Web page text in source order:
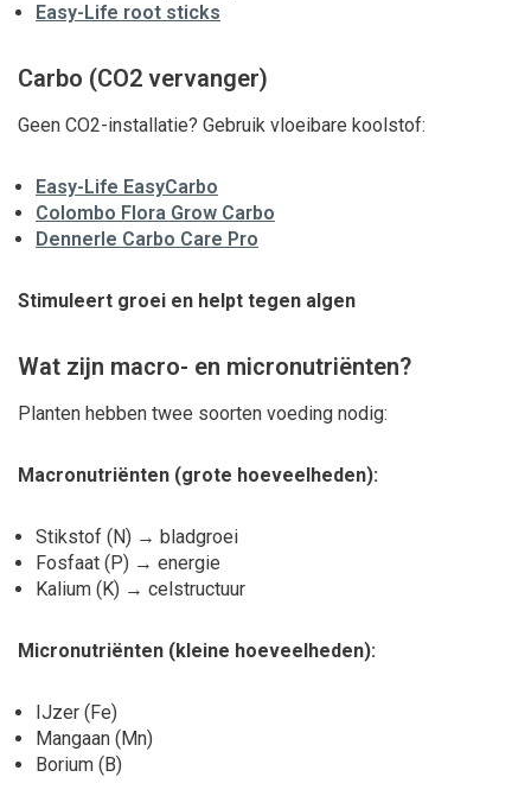
Easy-Life root sticks
Carbo (CO2 vervanger)
Geen CO2-installatie? Gebruik vloeibare koolstof:
Easy-Life EasyCarbo
Colombo Flora Grow Carbo
Dennerle Carbo Care Pro
Stimuleert groei en helpt tegen algen
Wat zijn macro- en micronutriënten?
Planten hebben twee soorten voeding nodig:
Macronutriënten (grote hoeveelheden):
Stikstof (N) → bladgroei
Fosfaat (P) → energie
Kalium (K) → celstructuur
Micronutriënten (kleine hoeveelheden):
IJzer (Fe)
Mangaan (Mn)
Borium (B)